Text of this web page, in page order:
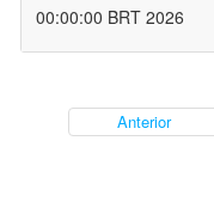
00:00:00 BRT 2026
Anterior